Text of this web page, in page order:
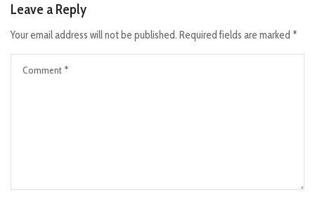
Leave a Reply
Your email address will not be published. Required fields are marked *